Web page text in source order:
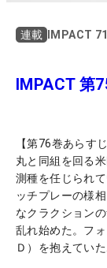
連載 IMPACT
IMPACT 第
【第76巻あらす
丸と同組を回る
測種を任じられ
ッチプレーの様
なクラクション
乱れ始めた。フ
Ｄ）を抱えていた